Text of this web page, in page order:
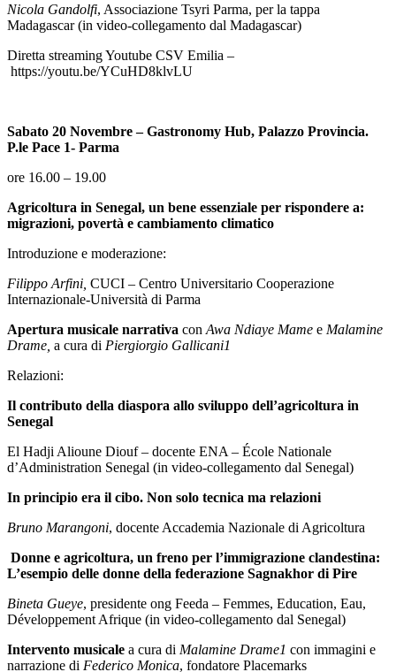
Nicola Gandolfi, Associazione Tsyri Parma, per la tappa
Madagascar (in video-collegamento dal Madagascar)
Diretta streaming Youtube CSV Emilia –
https://youtu.be/YCuHD8klvLU
Sabato 20 Novembre – Gastronomy Hub, Palazzo Provincia.
P.le Pace 1- Parma
ore 16.00 – 19.00
Agricoltura in Senegal, un bene essenziale per rispondere a:
migrazioni, povertà e cambiamento climatico
Introduzione e moderazione:
Filippo Arfini, CUCI – Centro Universitario Cooperazione
Internazionale-Università di Parma
Apertura musicale narrativa con Awa Ndiaye Mame e Malamine
Drame, a cura di Piergiorgio Gallicani1
Relazioni:
Il contributo della diaspora allo sviluppo dell’agricoltura in
Senegal
El Hadji Alioune Diouf – docente ENA – École Nationale
d’Administration Senegal (in video-collegamento dal Senegal)
In principio era il cibo. Non solo tecnica ma relazioni
Bruno Marangoni, docente Accademia Nazionale di Agricoltura
Donne e agricoltura, un freno per l’immigrazione clandestina:
L’esempio delle donne della federazione Sagnakhor di Pire
Bineta Gueye, presidente ong Feeda – Femmes, Education, Eau,
Développement Afrique (in video-collegamento dal Senegal)
Intervento musicale a cura di Malamine Drame1 con immagini e
narrazione di Federico Monica, fondatore Placemarks